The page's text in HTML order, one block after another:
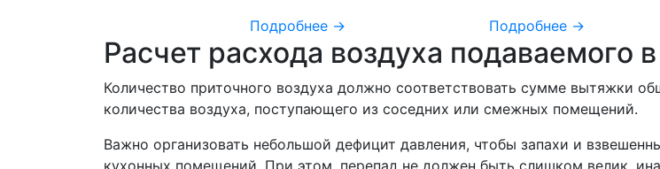
Подробнее →
Подробнее →
Расчет расхода воздуха подаваемого
Количество приточного воздуха должно соответствовать сумме вытяжки
количества воздуха, поступающего из соседних или смежных помещений.
Важно организовать небольшой дефицит давления, чтобы запахи и
кухонных помещений. При этом, перепад не должен быть слишком велик,